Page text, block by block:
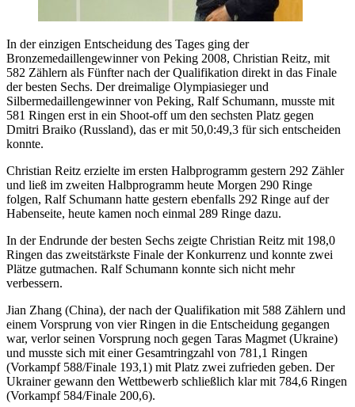
In der einzigen Entscheidung des Tages ging der
Bronzemedaillengewinner von Peking 2008, Christian Reitz, mit
582 Zählern als Fünfter nach der Qualifikation direkt in das Finale
der besten Sechs. Der dreimalige Olympiasieger und
Silbermedaillengewinner von Peking, Ralf Schumann, musste mit
581 Ringen erst in ein Shoot-off um den sechsten Platz gegen
Dmitri Braiko (Russland), das er mit 50,0:49,3 für sich entscheiden
konnte.
Christian Reitz erzielte im ersten Halbprogramm gestern 292 Zähler
und ließ im zweiten Halbprogramm heute Morgen 290 Ringe
folgen, Ralf Schumann hatte gestern ebenfalls 292 Ringe auf der
Habenseite, heute kamen noch einmal 289 Ringe dazu.
In der Endrunde der besten Sechs zeigte Christian Reitz mit 198,0
Ringen das zweitstärkste Finale der Konkurrenz und konnte zwei
Plätze gutmachen. Ralf Schumann konnte sich nicht mehr
verbessern.
Jian Zhang (China), der nach der Qualifikation mit 588 Zählern und
einem Vorsprung von vier Ringen in die Entscheidung gegangen
war, verlor seinen Vorsprung noch gegen Taras Magmet (Ukraine)
und musste sich mit einer Gesamtringzahl von 781,1 Ringen
(Vorkampf 588/Finale 193,1) mit Platz zwei zufrieden geben. Der
Ukrainer gewann den Wettbewerb schließlich klar mit 784,6 Ringen
(Vorkampf 584/Finale 200,6).